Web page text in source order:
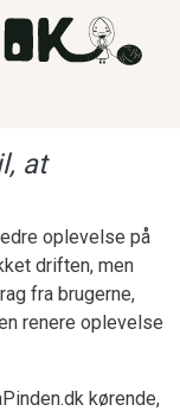
at
oplevelse på
driften, men
fra brugerne,
renere oplevelse
kørende,